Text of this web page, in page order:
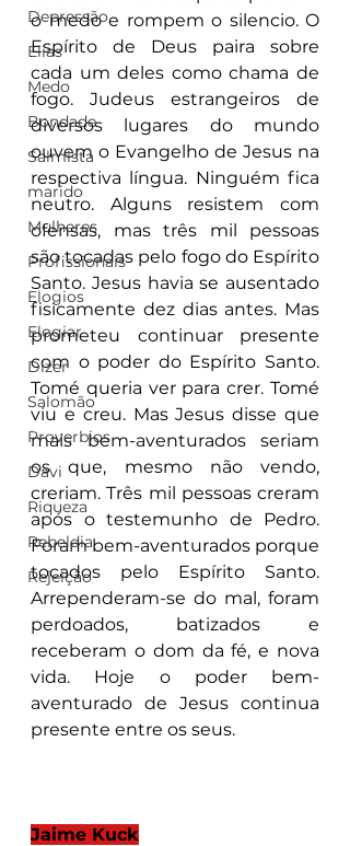
Depressão
Elias
Medo
Bondade
Salmista
marido
Mulheres
Profissionais
Elogios
Elogiar
Dizer
Salomão
Proverbios
Davi
Riqueza
Rebeldia
Rejeição
o medo e rompem o silencio. O
Espírito de Deus paira sobre
cada um deles como chama de
fogo. Judeus estrangeiros de
diversos lugares do mundo
ouvem o Evangelho de Jesus na
respectiva língua. Ninguém fica
neutro. Alguns resistem com
ofensas, mas três mil pessoas
são tocadas pelo fogo do Espírito
Santo. Jesus havia se ausentado
fisicamente dez dias antes. Mas
prometeu continuar presente
com o poder do Espírito Santo.
Tomé queria ver para crer. Tomé
viu e creu. Mas Jesus disse que
mais bem-aventurados seriam
os que, mesmo não vendo,
creriam. Três mil pessoas creram
após o testemunho de Pedro.
Foram bem-aventurados porque
tocados pelo Espírito Santo.
Arrependeram-se do mal, foram
perdoados, batizados e
receberam o dom da fé, e nova
vida. Hoje o poder bem-
aventurado de Jesus continua
presente entre os seus.
Jaime Kuck